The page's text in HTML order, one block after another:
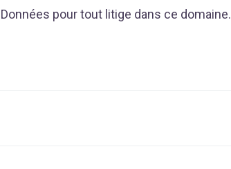
pour tout litige dans ce domaine.